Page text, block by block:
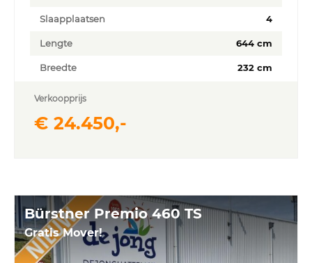
Slaapplaatsen 4
Lengte 644 cm
Breedte 232 cm
Verkoopprijs
€ 24.450,-
Bürstner Premio 460 TS
Gratis Mover!